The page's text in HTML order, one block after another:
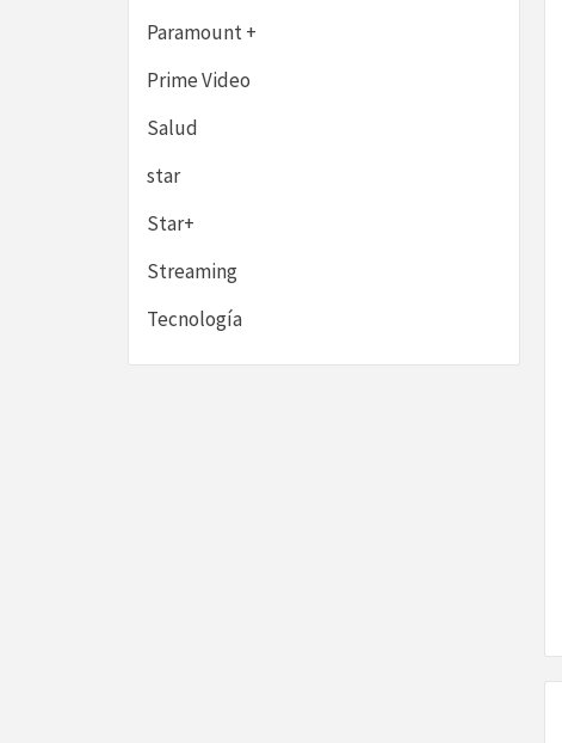
Paramount +
Prime Video
Salud
star
Star+
Streaming
Tecnología